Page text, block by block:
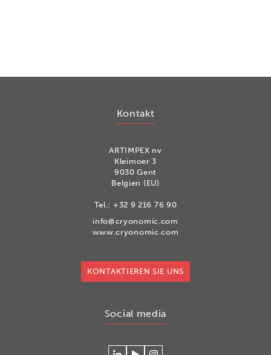
Kontakt
ARTIMPEX nv
Kleimoer 3
9030 Gent
Belgien (EU)
Tel.: +32 9 216 76 90
info@cryonomic.com
www.cryonomic.com
KONTAKTIEREN SIE UNS
Social media